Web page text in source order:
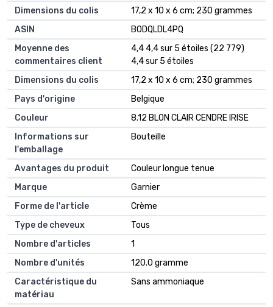
Dimensions du colis
‎17,2 x 10 x 6 cm; 230 grammes
ASIN
‎B0DQLDL4PQ
Moyenne des
commentaires client
4,4 4,4 sur 5 étoiles (22 779)
4,4 sur 5 étoiles
Dimensions du colis
17,2 x 10 x 6 cm; 230 grammes
Pays d'origine
Belgique
Couleur
8.12 BLON CLAIR CENDRE IRISE
Informations sur
l'emballage
Bouteille
Avantages du produit
Couleur longue tenue
Marque
Garnier
Forme de l'article
Crème
Type de cheveux
Tous
Nombre d'articles
1
Nombre d'unités
120.0 gramme
Caractéristique du
matériau
Sans ammoniaque